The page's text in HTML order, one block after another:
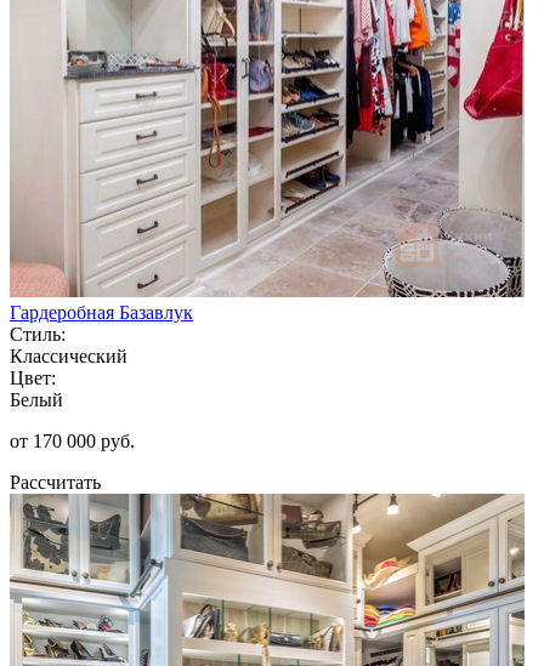
Гардеробная Базавлук
Стиль:
Классический
Цвет:
Белый
от 170 000 руб.
Рассчитать